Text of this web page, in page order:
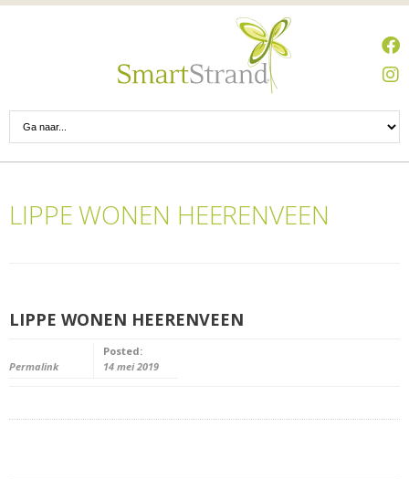
LIPPE WONEN HEERENVEEN
LIPPE WONEN HEERENVEEN
Permalink
Posted:
14 mei 2019